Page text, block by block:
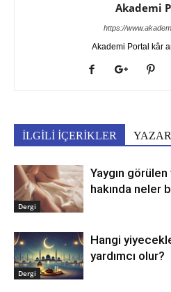
Akademi
https://
Akademi Portal kâr
İLGİLİ İÇERİKLER
Dergi
Yaygın
hakında neler
Dergi
Hangi
yardımcı olur?